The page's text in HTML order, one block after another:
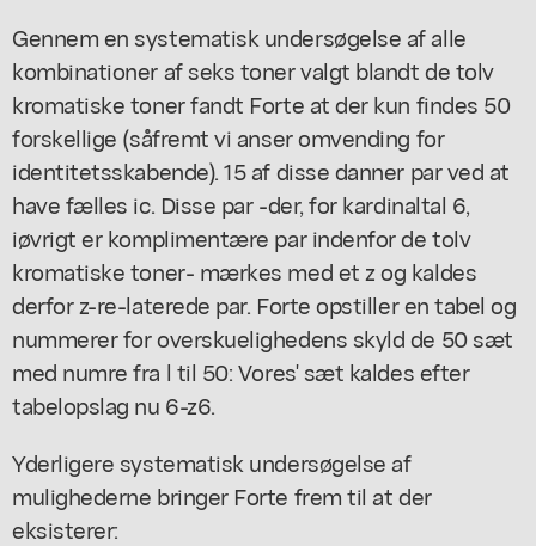
Gennem en systematisk undersøgelse af alle
kombinationer af seks toner valgt blandt de tolv
kromatiske toner fandt Forte at der kun findes 50
forskellige (såfremt vi anser omvending for
identitetsskabende). 15 af disse danner par ved at
have fælles ic. Disse par -der, for kardinaltal 6,
iøvrigt er komplimentære par indenfor de tolv
kromatiske toner- mærkes med et z og kaldes
derfor z-re-laterede par. Forte opstiller en tabel og
nummerer for overskuelighedens skyld de 50 sæt
med numre fra l til 50: Vores' sæt kaldes efter
tabelopslag nu 6-z6.
Yderligere systematisk undersøgelse af
mulighederne bringer Forte frem til at der
eksisterer: